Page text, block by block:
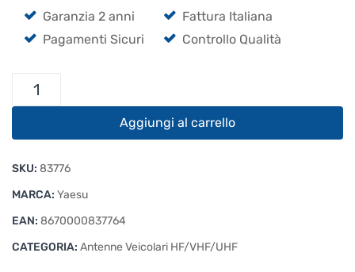
Garanzia 2 anni
Fattura Italiana
Pagamenti Sicuri
Controllo Qualità
ATBK-
Radiale
Yaesu
ATAS-
quantità
Aggiungi al carrello
SKU: 83776
MARCA: Yaesu
EAN: 8670000837764
CATEGORIA: Antenne Veicolari HF/VHF/UHF